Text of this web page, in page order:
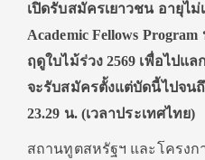
เปิดรับสมัครเยาวชน อายุไม่
Academic Fellows
ฤดูใบไม้ร่วง 2569 เพื่อไปแ
จะรับสมัครตั้งแต่บัดนี้ไปจน
23.29 น. (เวลาประเทศไทย)
สถานทูตสหรัฐฯ และโครงกา